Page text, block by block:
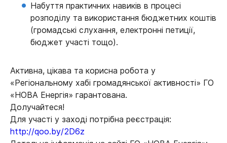
Набуття практичних навиків в процесі
розподілу та використання бюджетних коштів
(громадські слухання, електронні петиції,
бюджет участі тощо).
Активна, цікава та корисна робота у
«Регіональному хабі громадянської активності» ГО
«НОВА Енергія» гарантована.
Долучайтеся!
Для участі у заході потрібна реєстрація:
http://qoo.by/2D6z